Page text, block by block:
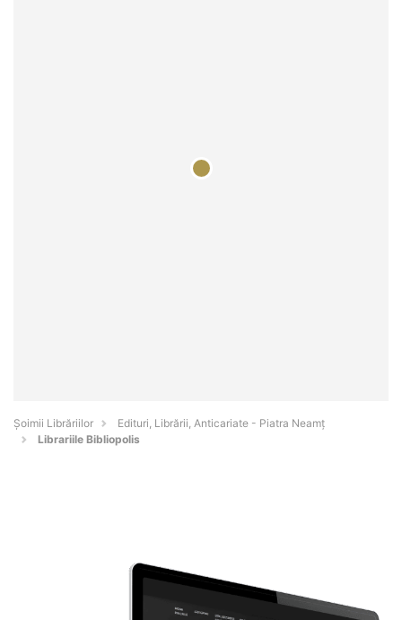
Șoimii Librăriilor
Edituri, Librării, Anticariate - Piatra Neamţ
Librariile Bibliopolis